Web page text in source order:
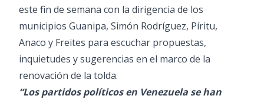
este fin de semana con la dirigencia de los
municipios Guanipa, Simón Rodríguez, Píritu,
Anaco y Freites para escuchar propuestas,
inquietudes y sugerencias en el marco de la
renovación de la tolda.
“Los partidos políticos en Venezuela se han